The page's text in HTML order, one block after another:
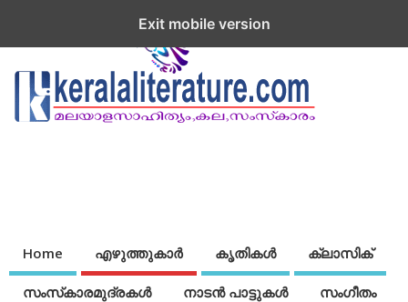
Home എഴുത്തുകാര്‍ കൃതികൾ ക്ലാസിക്
സംസ്‌കാരമുദ്രകള്‍ നാടന്‍ പാട്ടുകള്‍ സംഗീതം
Exit mobile version